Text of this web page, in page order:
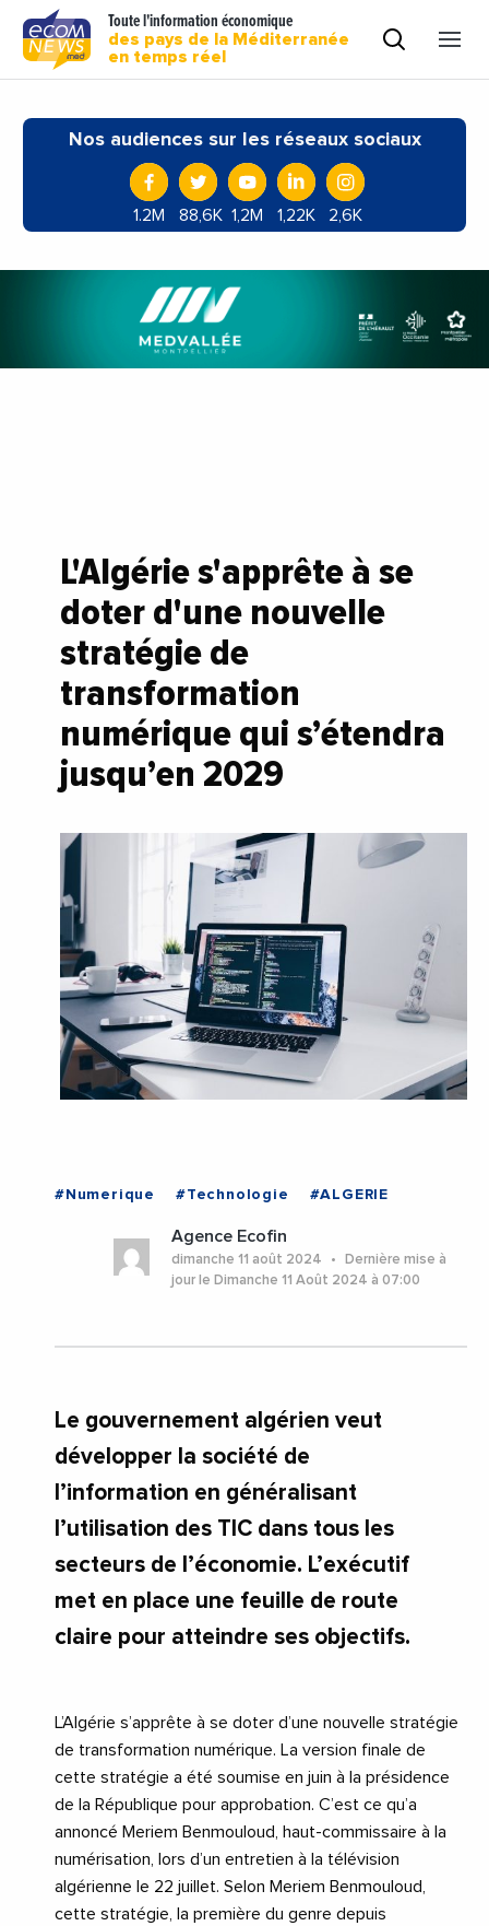
Toute l'information économique
des pays de la Méditerranée
en temps réel
Nos audiences sur les réseaux sociaux
1.2M 88,6K 1,2M 1,22K 2,6K
L'Algérie s'apprête à se
doter d'une nouvelle
stratégie de
transformation
numérique qui s’étendra
jusqu’en 2029
#Numerique #Technologie #ALGERIE
Agence Ecofin
dimanche 11 août 2024
Dernière mise à
jour le Dimanche 11 Août 2024 à 07:00
Le gouvernement algérien veut
développer la société de
l’information en généralisant
l’utilisation des TIC dans tous les
secteurs de l’économie. L’exécutif
met en place une feuille de route
claire pour atteindre ses objectifs.
L’Algérie s’apprête à se doter d’une nouvelle stratégie
de transformation numérique. La version finale de
cette stratégie a été soumise en juin à la présidence
de la République pour approbation. C’est ce qu’a
annoncé Meriem Benmouloud, haut-commissaire à la
numérisation, lors d’un entretien à la télévision
algérienne le 22 juillet. Selon Meriem Benmouloud,
cette stratégie, la première du genre depuis